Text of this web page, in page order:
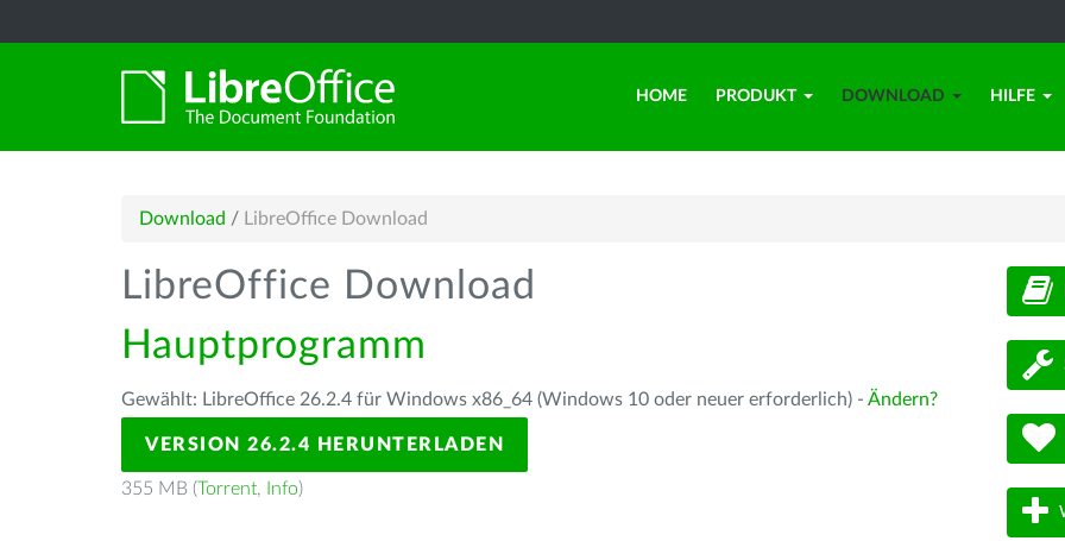
HOME PRODUKT DOWNLOAD HILFE
Download / LibreOffice Download
LibreOffice Download
Hauptprogramm
Gewählt: LibreOffice 26.2.4 für Windows x86_64 (Windows 10 oder neuer erforderlich) - Ändern?
VERSION 26.2.4 HERUNTERLADEN
355 MB (Torrent, Info)